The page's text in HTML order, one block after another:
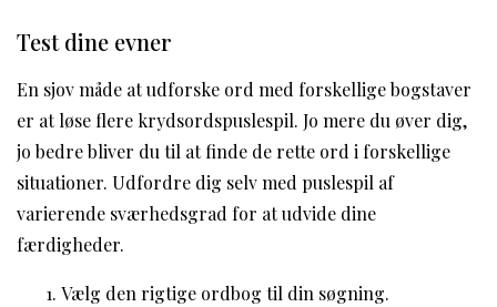
Test dine evner
En sjov måde at udforske ord med forskellige bogstaver
er at løse flere krydsordspuslespil. Jo mere du øver dig,
jo bedre bliver du til at finde de rette ord i forskellige
situationer. Udfordre dig selv med puslespil af
varierende sværhedsgrad for at udvide dine
færdigheder.
Vælg den rigtige ordbog til din søgning.